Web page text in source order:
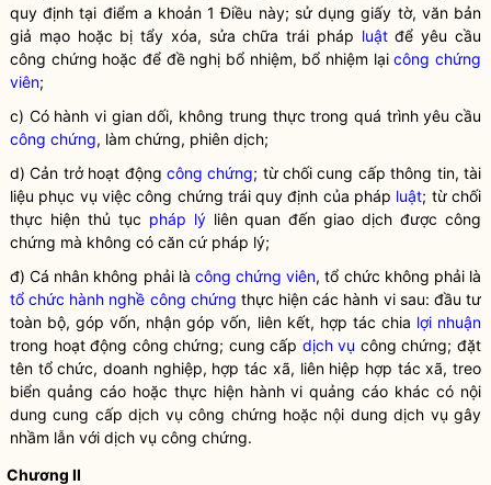
quy định tại điểm a khoản 1 Điều này; sử dụng giấy tờ, văn bản
giả mạo hoặc bị tẩy xóa, sửa chữa trái pháp luậtđể yêu cầu
công chứng hoặc để đề nghị bổ nhiệm, bổ nhiệm lạicông chứng
viên;
c) Có hành vi gian dối, không trung thực trong quá trình yêu cầu
công chứng, làm chứng, phiên dịch;
d) Cản trở hoạt động công chứng; từ chối cung cấp thông tin, tài
liệu phục vụ việccông chứng trái quy định của pháp luật; từ chối
thực hiện thủ tục pháp lýliên quan đến giao dịch đượccông
chứng mà không có căn cứ pháp lý;
đ) Cá nhân không phải là công chứng viên, tổ chức không phải là
tổ chức hành nghề công chứng thực hiện các hành vi sau: đầu tư
toàn bộ, góp vốn, nhận góp vốn, liên kết, hợp tác chia lợi nhuận
trong hoạt động công chứng; cung cấp dịch vụ công chứng; đặt
tên tổ chức, doanh nghiệp, hợp tác xã, liên hiệp hợp tác xã, treo
biển quảng cáo hoặc thực hiện hành vi quảng cáo khác có nội
dung cung cấpdịch vụ công chứng hoặc nội dungdịch vụ gây
nhầm lẫn với dịch vụ công chứng.
Chương II